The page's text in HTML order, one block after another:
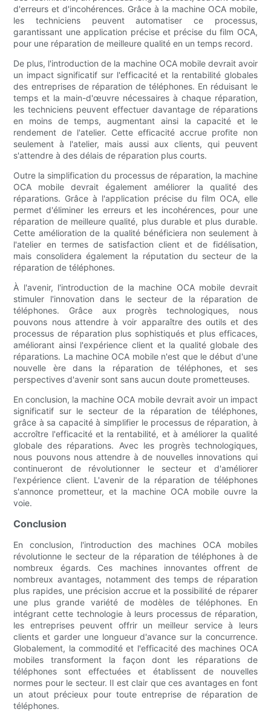
d'erreurs et d'incohérences. Grâce à la machine OCA mobile,
les techniciens peuvent automatiser ce processus,
garantissant une application précise et précise du film OCA,
pour une réparation de meilleure qualité en un temps record.
De plus, l'introduction de la machine OCA mobile devrait avoir
un impact significatif sur l'efficacité et la rentabilité globales
des entreprises de réparation de téléphones. En réduisant le
temps et la main-d'œuvre nécessaires à chaque réparation,
les techniciens peuvent effectuer davantage de réparations
en moins de temps, augmentant ainsi la capacité et le
rendement de l'atelier. Cette efficacité accrue profite non
seulement à l'atelier, mais aussi aux clients, qui peuvent
s'attendre à des délais de réparation plus courts.
Outre la simplification du processus de réparation, la machine
OCA mobile devrait également améliorer la qualité des
réparations. Grâce à l'application précise du film OCA, elle
permet d'éliminer les erreurs et les incohérences, pour une
réparation de meilleure qualité, plus durable et plus durable.
Cette amélioration de la qualité bénéficiera non seulement à
l'atelier en termes de satisfaction client et de fidélisation,
mais consolidera également la réputation du secteur de la
réparation de téléphones.
À l'avenir, l'introduction de la machine OCA mobile devrait
stimuler l'innovation dans le secteur de la réparation de
téléphones. Grâce aux progrès technologiques, nous
pouvons nous attendre à voir apparaître des outils et des
processus de réparation plus sophistiqués et plus efficaces,
améliorant ainsi l'expérience client et la qualité globale des
réparations. La machine OCA mobile n'est que le début d'une
nouvelle ère dans la réparation de téléphones, et ses
perspectives d'avenir sont sans aucun doute prometteuses.
En conclusion, la machine OCA mobile devrait avoir un impact
significatif sur le secteur de la réparation de téléphones,
grâce à sa capacité à simplifier le processus de réparation, à
accroître l'efficacité et la rentabilité, et à améliorer la qualité
globale des réparations. Avec les progrès technologiques,
nous pouvons nous attendre à de nouvelles innovations qui
continueront de révolutionner le secteur et d'améliorer
l'expérience client. L'avenir de la réparation de téléphones
s'annonce prometteur, et la machine OCA mobile ouvre la
voie.
Conclusion
En conclusion, l'introduction des machines OCA mobiles
révolutionne le secteur de la réparation de téléphones à de
nombreux égards. Ces machines innovantes offrent de
nombreux avantages, notamment des temps de réparation
plus rapides, une précision accrue et la possibilité de réparer
une plus grande variété de modèles de téléphones. En
intégrant cette technologie à leurs processus de réparation,
les entreprises peuvent offrir un meilleur service à leurs
clients et garder une longueur d'avance sur la concurrence.
Globalement, la commodité et l'efficacité des machines OCA
mobiles transforment la façon dont les réparations de
téléphones sont effectuées et établissent de nouvelles
normes pour le secteur. Il est clair que ces avantages en font
un atout précieux pour toute entreprise de réparation de
téléphones.